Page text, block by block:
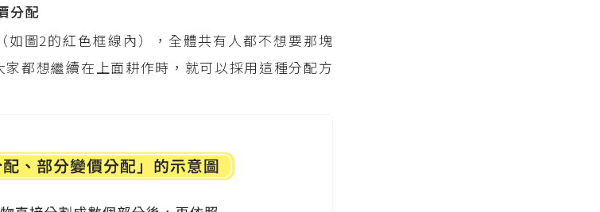
分配
如圖2的紅色框線內），全體共有人都不想要那塊
都想繼續在上面耕作時，就可以採用這種分配方